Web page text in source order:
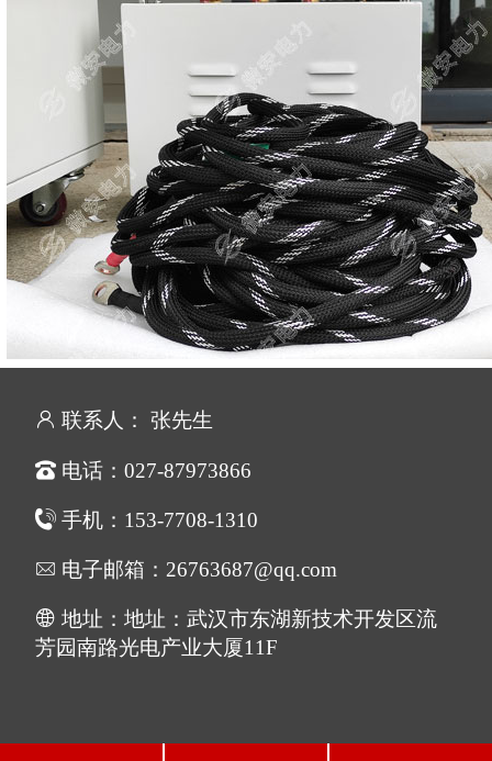
联系人： 张先生
电话：027-87973866
手机：153-7708-1310
电子邮箱：26763687@qq.com
地址：地址：武汉市东湖新技术开发区流
芳园南路光电产业大厦11F